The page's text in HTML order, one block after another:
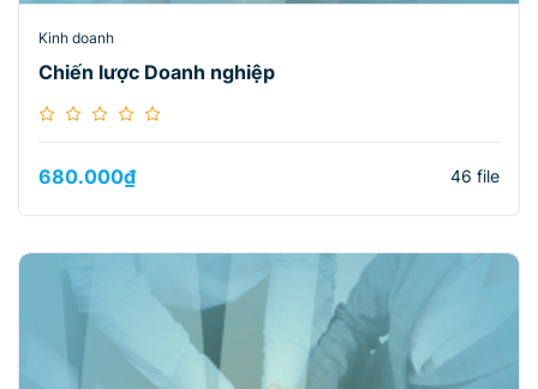
Kinh doanh
Chiến lược Doanh nghiệp
680.000₫ 46 file